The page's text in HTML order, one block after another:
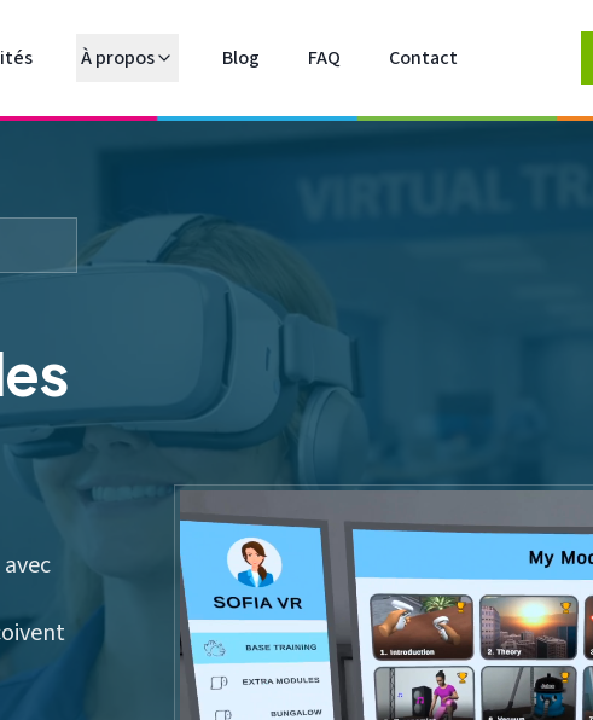
À propos Blog FAQ Contact